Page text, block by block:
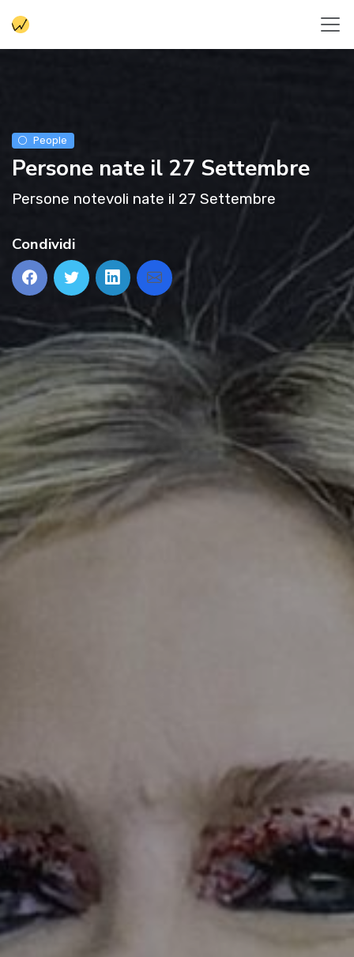
People
Persone nate il 27 Settembre
Persone notevoli nate il 27 Settembre
Condividi